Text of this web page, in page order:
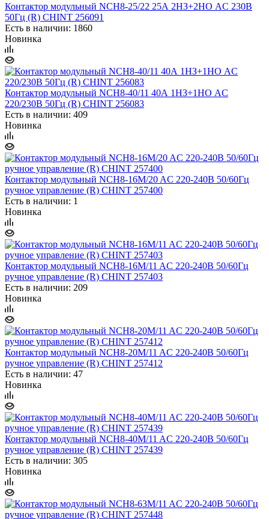
Контактор модульный NCH8-25/22 25А 2НЗ+2НО AC 230В
50Гц (R) CHINT 256091
Есть в наличии: 1860
Новинка
Контактор модульный NCH8-40/11 40А 1НЗ+1НО AC
220/230В 50Гц (R) CHINT 256083
Есть в наличии: 409
Новинка
Контактор модульный NCH8-16M/20 AC 220-240В 50/60Гц
ручное управление (R) CHINT 257400
Есть в наличии: 1
Новинка
Контактор модульный NCH8-16M/11 AC 220-240В 50/60Гц
ручное управление (R) CHINT 257403
Есть в наличии: 209
Новинка
Контактор модульный NCH8-20M/11 AC 220-240В 50/60Гц
ручное управление (R) CHINT 257412
Есть в наличии: 47
Новинка
Контактор модульный NCH8-40M/11 AC 220-240В 50/60Гц
ручное управление (R) CHINT 257439
Есть в наличии: 305
Новинка